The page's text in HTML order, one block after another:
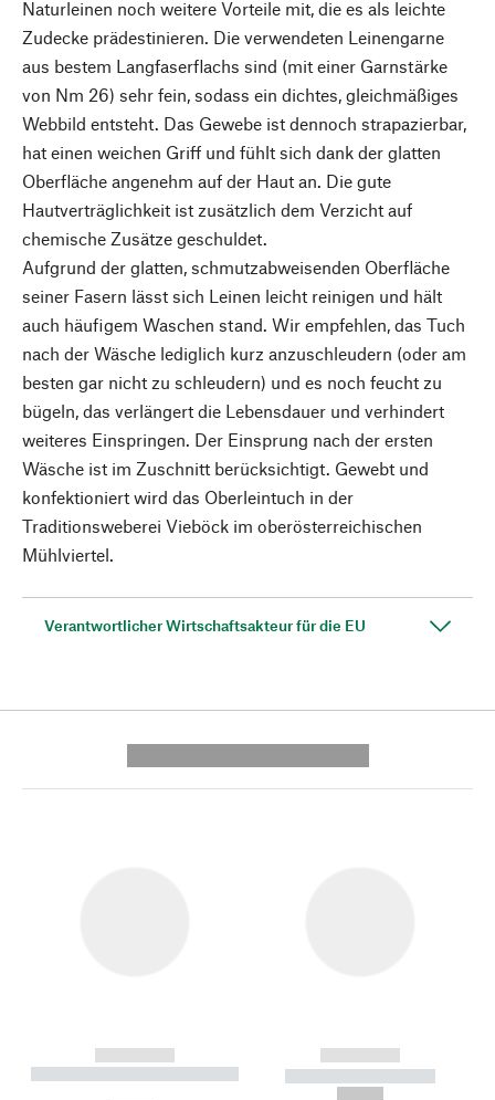
Naturleinen noch weitere Vorteile mit, die es als leichte
Zudecke prädestinieren. Die verwendeten Leinengarne
aus bestem Langfaserflachs sind (mit einer Garnstärke
von Nm 26) sehr fein, sodass ein dichtes, gleichmäßiges
Webbild entsteht. Das Gewebe ist dennoch strapazierbar,
hat einen weichen Griff und fühlt sich dank der glatten
Oberfläche angenehm auf der Haut an. Die gute
Hautverträglichkeit ist zusätzlich dem Verzicht auf
chemische Zusätze geschuldet.
Aufgrund der glatten, schmutzabweisenden Oberfläche
seiner Fasern lässt sich Leinen leicht reinigen und hält
auch häufigem Waschen stand. Wir empfehlen, das Tuch
nach der Wäsche lediglich kurz anzuschleudern (oder am
besten gar nicht zu schleudern) und es noch feucht zu
bügeln, das verlängert die Lebensdauer und verhindert
weiteres Einspringen. Der Einsprung nach der ersten
Wäsche ist im Zuschnitt berücksichtigt. Gewebt und
konfektioniert wird das Oberleintuch in der
Traditionsweberei Vieböck im oberösterreichischen
Mühlviertel.
Verantwortlicher Wirtschaftsakteur für die EU
------------
----------- ----------- --------
------------
----------- -----------